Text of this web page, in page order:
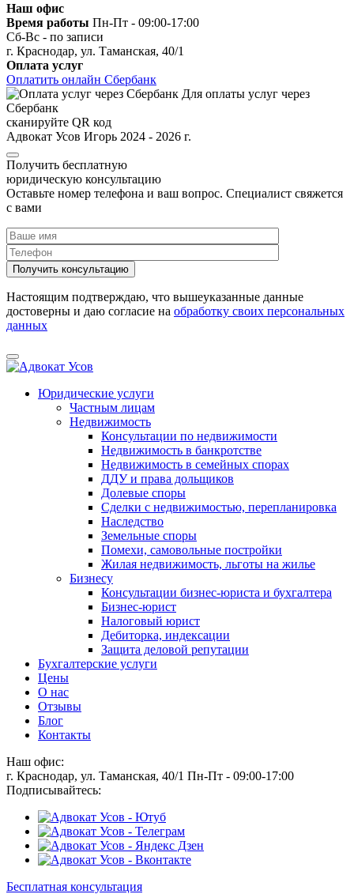
Наш офис
Время работы Пн-Пт - 09:00-17:00
Сб-Вс - по записи
г. Краснодар, ул. Таманская, 40/1
Оплата услуг
Оплатить онлайн Сбербанк
Для оплаты услуг через
Сбербанк
сканируйте QR код
Адвокат Усов Игорь 2024 - 2026 г.
Получить бесплатную
юридическую консультацию
Оставьте номер телефона и ваш вопрос. Cпециалист свяжется
с вами
Настоящим подтверждаю, что вышеуказанные данные
достоверны и даю согласие на обработку своих персональных
данных
Юридические услуги
Частным лицам
Недвижимость
Консультации по недвижимости
Недвижимость в банкротстве
Недвижимость в семейных спорах
ДДУ и права дольщиков
Долевые споры
Сделки с недвижимостью, перепланировка
Наследство
Земельные споры
Помехи, самовольные постройки
Жилая недвижимость, льготы на жилье
Бизнесу
Консультации бизнес-юриста и бухгалтера
Бизнес-юрист
Налоговый юрист
Дебиторка, индексации
Защита деловой репутации
Бухгалтерские услуги
Цены
О нас
Отзывы
Блог
Контакты
Наш офис:
г. Краснодар, ул. Таманская, 40/1 Пн-Пт - 09:00-17:00
Подписывайтесь:
Бесплатная консультация